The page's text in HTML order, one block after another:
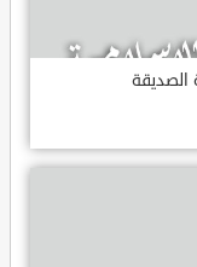
الصديقة